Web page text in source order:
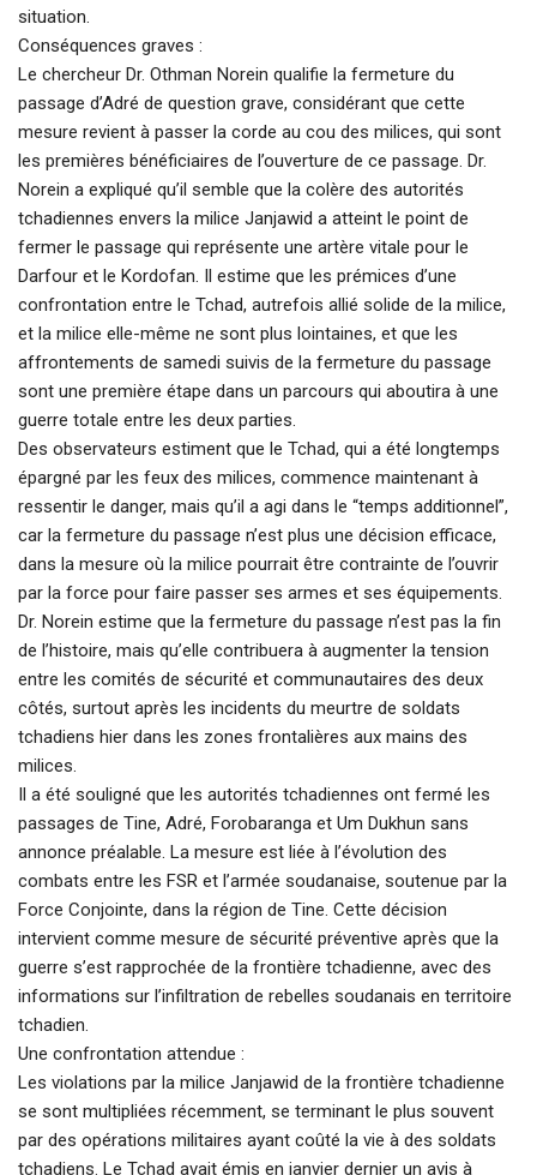
situation.
Conséquences graves :
Le chercheur Dr. Othman Norein qualifie la fermeture du
passage d’Adré de question grave, considérant que cette
mesure revient à passer la corde au cou des milices, qui sont
les premières bénéficiaires de l’ouverture de ce passage. Dr.
Norein a expliqué qu’il semble que la colère des autorités
tchadiennes envers la milice Janjawid a atteint le point de
fermer le passage qui représente une artère vitale pour le
Darfour et le Kordofan. Il estime que les prémices d’une
confrontation entre le Tchad, autrefois allié solide de la milice,
et la milice elle-même ne sont plus lointaines, et que les
affrontements de samedi suivis de la fermeture du passage
sont une première étape dans un parcours qui aboutira à une
guerre totale entre les deux parties.
Des observateurs estiment que le Tchad, qui a été longtemps
épargné par les feux des milices, commence maintenant à
ressentir le danger, mais qu’il a agi dans le “temps additionnel”,
car la fermeture du passage n’est plus une décision efficace,
dans la mesure où la milice pourrait être contrainte de l’ouvrir
par la force pour faire passer ses armes et ses équipements.
Dr. Norein estime que la fermeture du passage n’est pas la fin
de l’histoire, mais qu’elle contribuera à augmenter la tension
entre les comités de sécurité et communautaires des deux
côtés, surtout après les incidents du meurtre de soldats
tchadiens hier dans les zones frontalières aux mains des
milices.
Il a été souligné que les autorités tchadiennes ont fermé les
passages de Tine, Adré, Forobaranga et Um Dukhun sans
annonce préalable. La mesure est liée à l’évolution des
combats entre les FSR et l’armée soudanaise, soutenue par la
Force Conjointe, dans la région de Tine. Cette décision
intervient comme mesure de sécurité préventive après que la
guerre s’est rapprochée de la frontière tchadienne, avec des
informations sur l’infiltration de rebelles soudanais en territoire
tchadien.
Une confrontation attendue :
Les violations par la milice Janjawid de la frontière tchadienne
se sont multipliées récemment, se terminant le plus souvent
par des opérations militaires ayant coûté la vie à des soldats
tchadiens. Le Tchad avait émis en janvier dernier un avis à